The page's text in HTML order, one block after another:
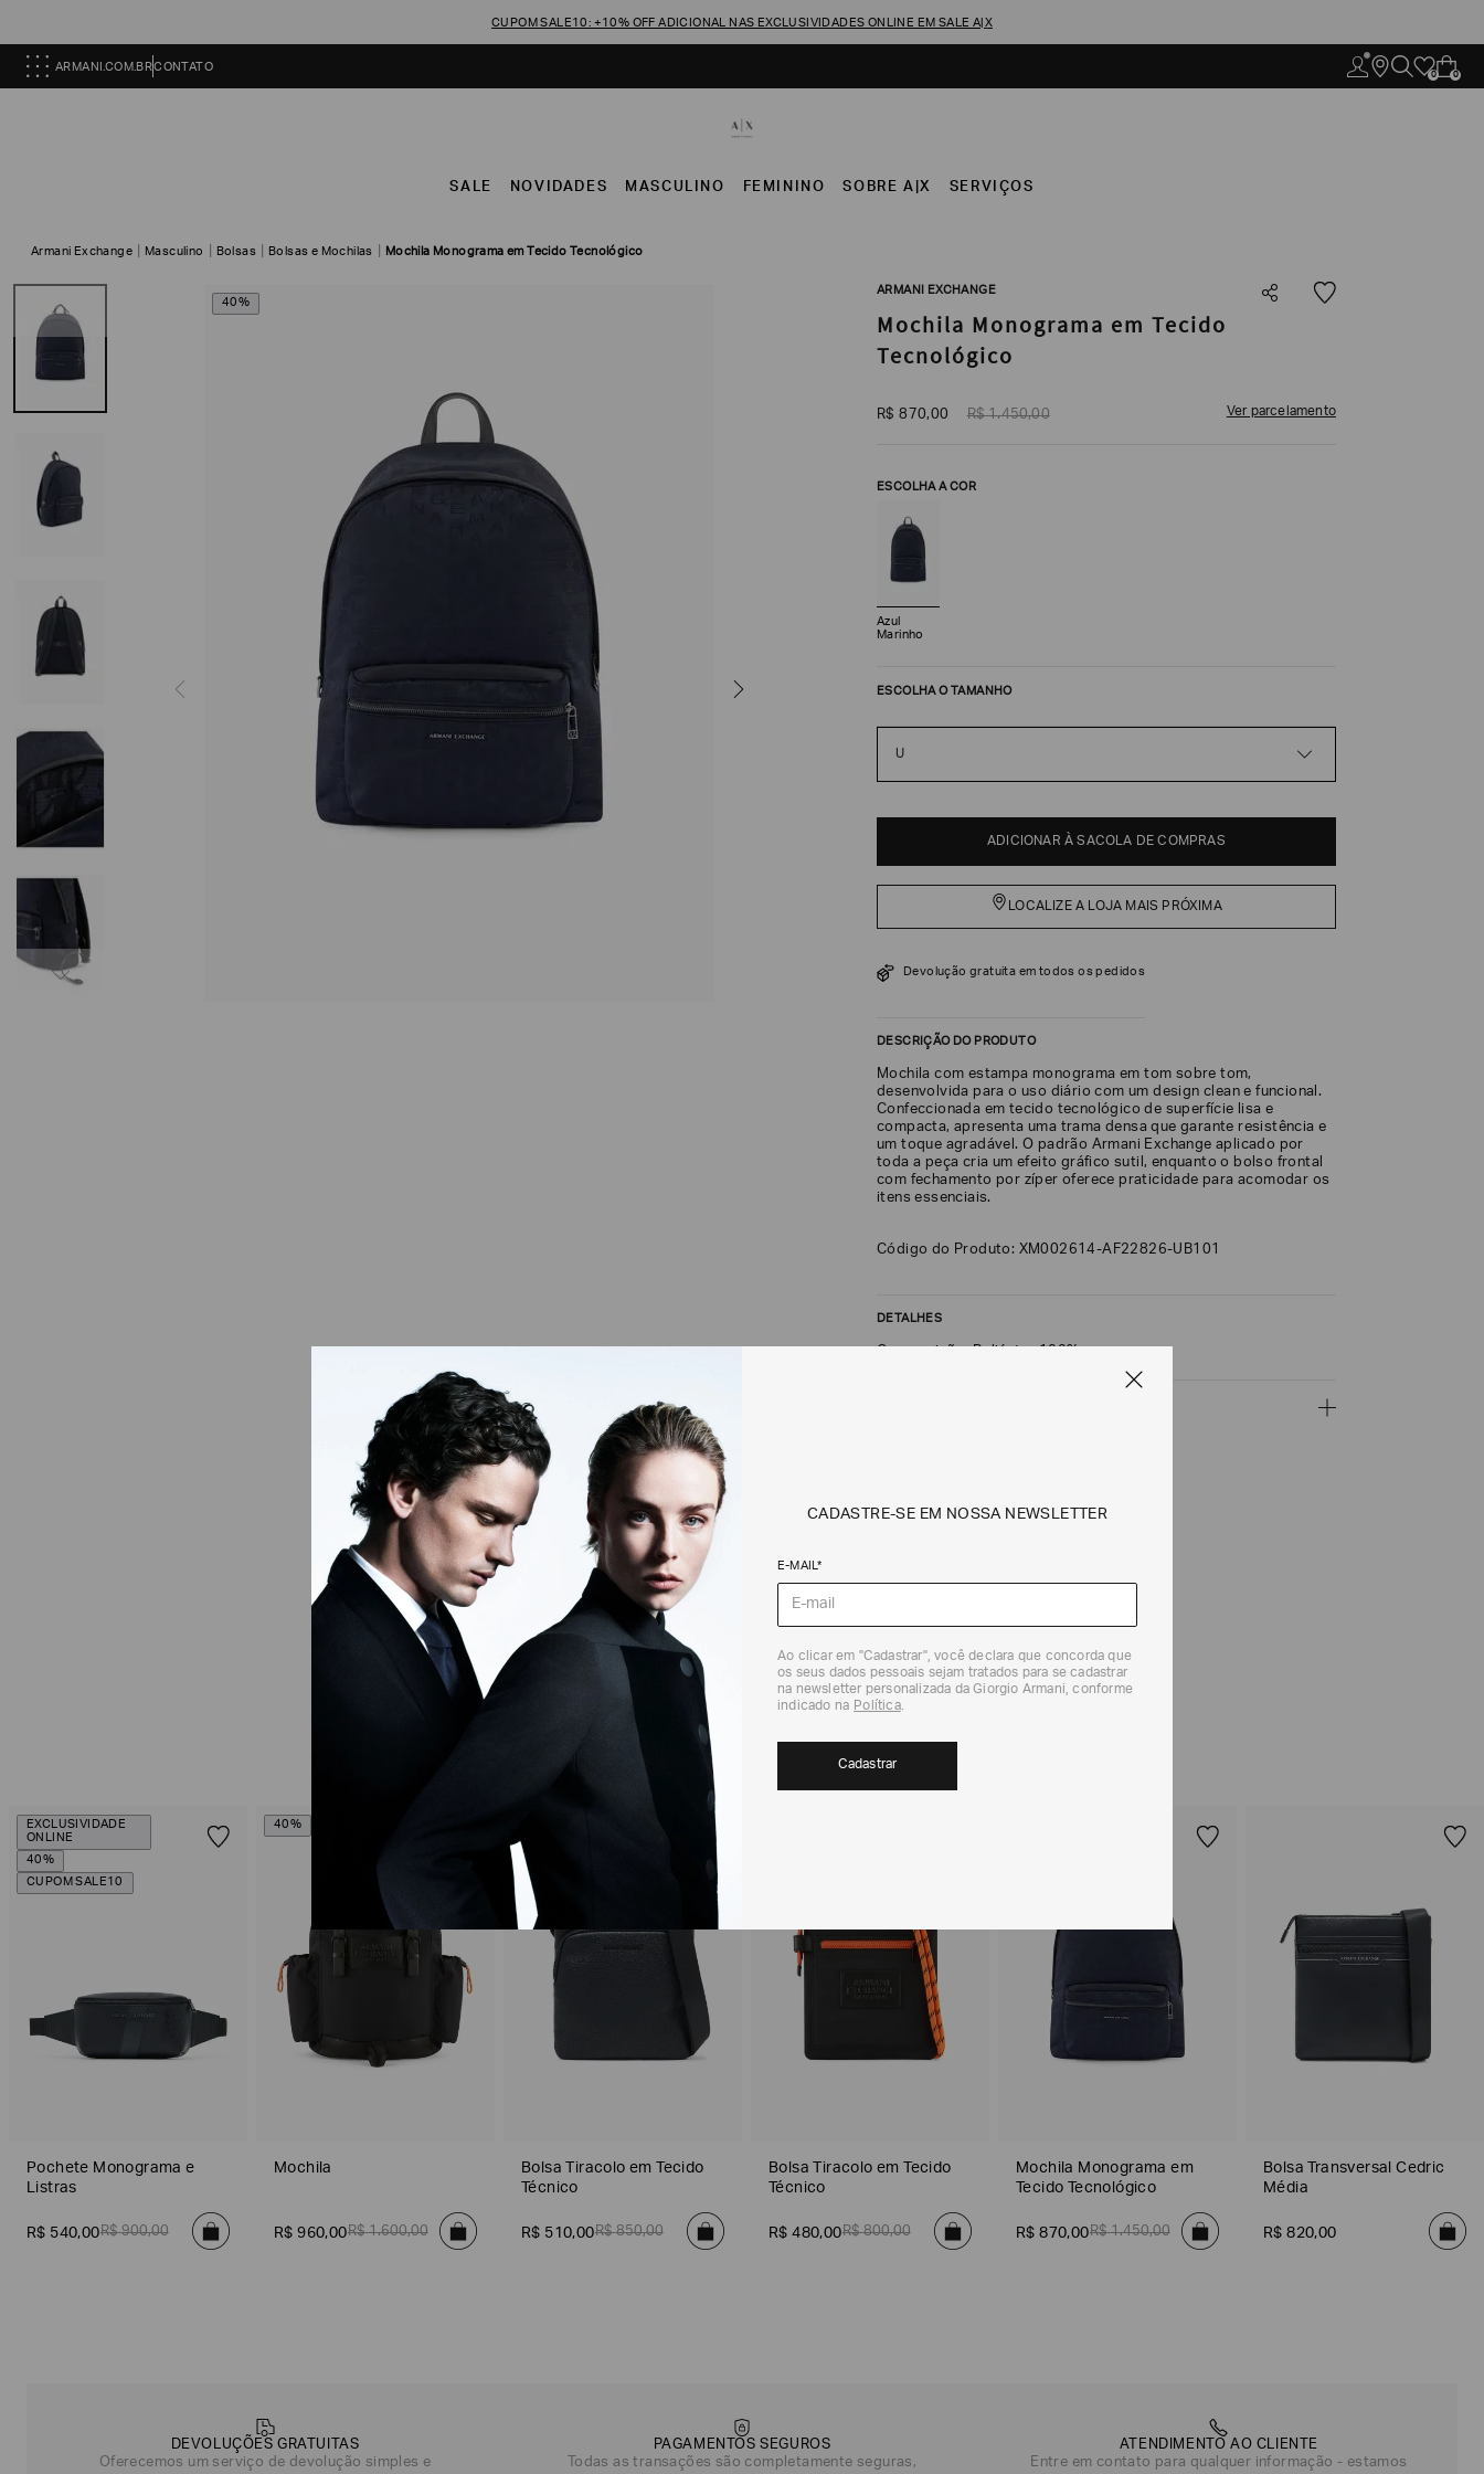
CUPOM SALE10: +10% OFF ADICIONAL NAS EXCLUSIVIDADES ONLINE EM SALE A|X
ARMANI.COM.BRCONTATO
0 0
SALE NOVIDADES MASCULINO FEMININO SOBRE A|X SERVIÇOS
Armani Exchange Masculino Bolsas Bolsas e Mochilas Mochila Monograma em Tecido Tecnológico
40%
ARMANI EXCHANGE
Mochila Monograma em Tecido
Tecnológico
R$ 870,00 R$ 1.450,00 Ver parcelamento
ESCOLHA A COR
Azul
Marinho
ESCOLHA O TAMANHO
U
ADICIONAR À SACOLA DE COMPRAS
LOCALIZE A LOJA MAIS PRÓXIMA
Devolução gratuita em todos os pedidos
DESCRIÇÃO DO PRODUTO
Mochila com estampa monograma em tom sobre tom,
desenvolvida para o uso diário com um design clean e funcional.
Confeccionada em tecido tecnológico de superfície lisa e
compacta, apresenta uma trama densa que garante resistência e
um toque agradável. O padrão Armani Exchange aplicado por
toda a peça cria um efeito gráfico sutil, enquanto o bolso frontal
com fechamento por zíper oferece praticidade para acomodar os
itens essenciais.
Código do Produto: XM002614-AF22826-UB101
DETALHES
DEVOLUÇÃO
Para a Devolução de produtos, o prazo é de até 7 (sete) dias corridos,
contados do recebimento dos Produtos. E a troca pode ser feita em até 30
(trinta) dias corridos, a partir do seu recebimento sem custos adicionais.
Política de Trocas e Devoluções
RECOMENDADOS
EXCLUSIVIDADE
ONLINE
40%
CUPOM SALE10
Pochete Monograma e
Listras
R$ 540,00R$ 900,00
40%
Mochila
R$ 960,00R$ 1.600,00
Bolsa Tiracolo em Tecido
Técnico
R$ 510,00R$ 850,00
Bolsa Tiracolo em Tecido
Técnico
R$ 480,00R$ 800,00
Mochila Monograma em
Tecido Tecnológico
R$ 870,00R$ 1.450,00
Bolsa Transversal Cedric
Média
R$ 820,00
DEVOLUÇÕES GRATUITAS
Oferecemos um serviço de devolução simples e
PAGAMENTOS SEGUROS
Todas as transações são completamente seguras,
ATENDIMENTO AO CLIENTE
Entre em contato para qualquer informação - estamos
CADASTRE-SE EM NOSSA NEWSLETTER
E-MAIL*
Ao clicar em "Cadastrar", você declara que concorda que
os seus dados pessoais sejam tratados para se cadastrar
na newsletter personalizada da Giorgio Armani, conforme
indicado na Política.
Cadastrar
NOME* SOBRENOME* DATA DE NASCIMENTO*